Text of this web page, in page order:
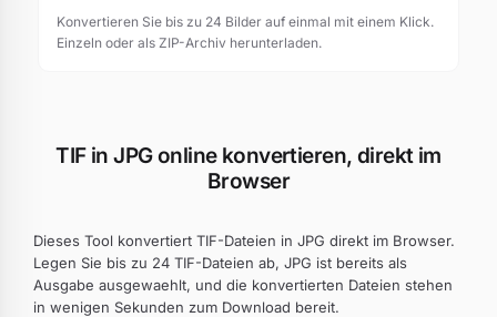
Konvertieren Sie bis zu 24 Bilder auf einmal mit einem Klick.
Einzeln oder als ZIP-Archiv herunterladen.
TIF in JPG online konvertieren, direkt im
Browser
Dieses Tool konvertiert TIF-Dateien in JPG direkt im Browser.
Legen Sie bis zu 24 TIF-Dateien ab, JPG ist bereits als
Ausgabe ausgewaehlt, und die konvertierten Dateien stehen
in wenigen Sekunden zum Download bereit.